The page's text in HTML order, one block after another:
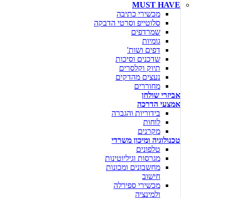
MUST HAVE
מכשירי כתיבה
סלוטייפ וסרטי הדבקה
שמרדפים
גומיות
דפים ושות'
שדכנים וסיכות
תיוק וקלסרים
נעצים מהדקים
מחוררים
אביזרי שולחן
אמצעי הדרכה
בידוריות והגברה
לוחות
מקרנים
טכנולוגיה ומיכון משרדי
טלפונים
מגרסות וגיליוטינות
מחשבונים ומכונות
חישוב
מכשירי ספירלה
ולמינציה